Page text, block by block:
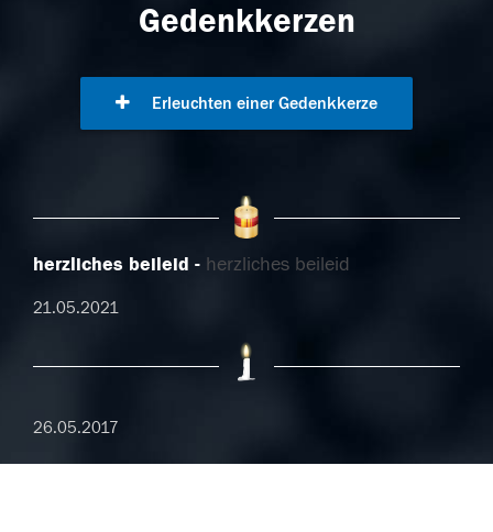
Gedenkkerzen
Erleuchten einer Gedenkkerze
herzliches beileid herzliches beileid
21.05.2021
26.05.2017